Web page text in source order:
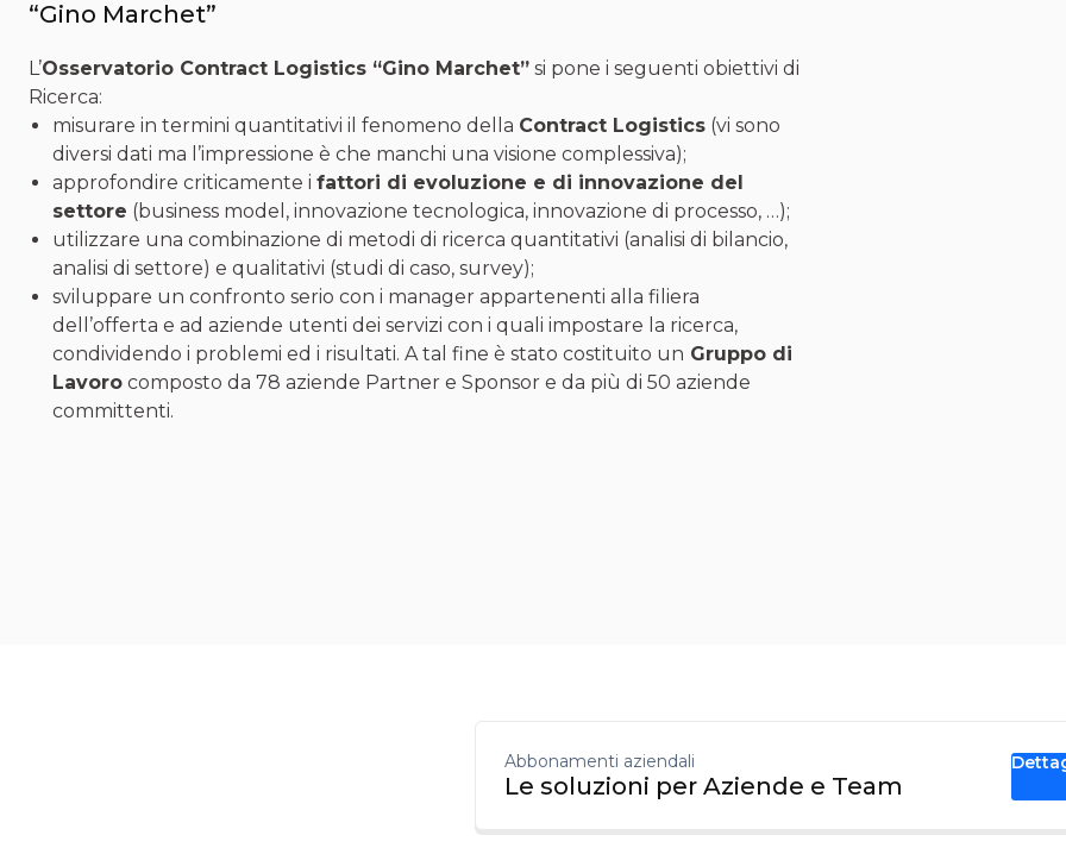
“Gino Marchet”
L’Osservatorio Contract Logistics “Gino Marchet” si pone i seguenti obiettivi di
Ricerca:
misurare in termini quantitativi il fenomeno della Contract Logistics (vi sono
diversi dati ma l’impressione è che manchi una visione complessiva);
approfondire criticamente i fattori di evoluzione e di innovazione del
settore (business model, innovazione tecnologica, innovazione di processo, …);
utilizzare una combinazione di metodi di ricerca quantitativi (analisi di bilancio,
analisi di settore) e qualitativi (studi di caso, survey);
sviluppare un confronto serio con i manager appartenenti alla filiera
dell’offerta e ad aziende utenti dei servizi con i quali impostare la ricerca,
condividendo i problemi ed i risultati. A tal fine è stato costituito un Gruppo di
Lavoro composto da 78 aziende Partner e Sponsor e da più di 50 aziende
committenti.
Abbonamenti aziendali
Le soluzioni per Aziende e Team